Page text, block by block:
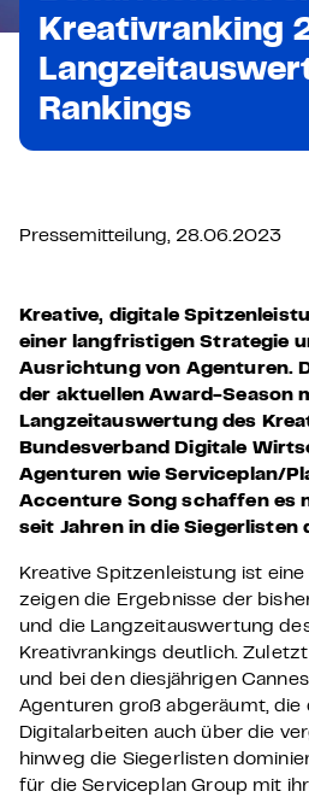
Kreativranking
Rankings
Pressemitteilung, 28.06.2023
Kreative, digitale
einer langfristigen Strategie
Ausrichtung von Agenturen.
der aktuellen Award-Season
Langzeitauswertung des
Bundesverband Digitale
Agenturen wie Serviceplan/
Accenture Song schaffen es
seit Jahren in die Siegerlisten
Kreative Spitzenleistung ist
zeigen die Ergebnisse der
und die Langzeitauswertung
Kreativrankings deutlich.
und bei den diesjährigen
Agenturen groß abgeräumt, die
Digitalarbeiten auch über die
hinweg die Siegerlisten
für die Serviceplan Group mit